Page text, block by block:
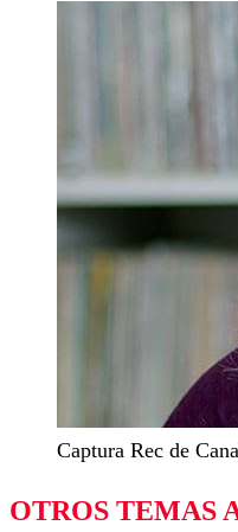
Captura Rec de
OTROS TEMAS